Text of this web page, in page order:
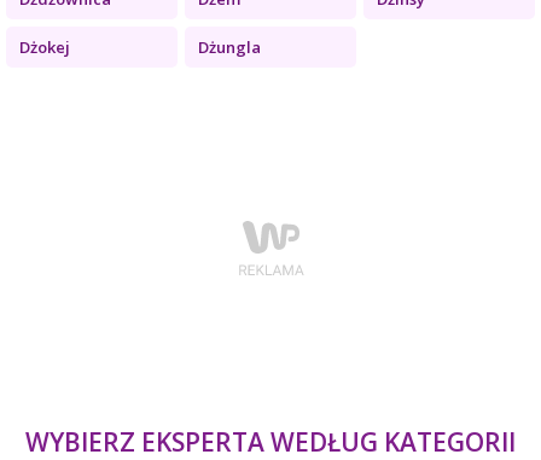
Dżokej Dżungla
WYBIERZ EKSPERTA WEDŁUG KATEGORII